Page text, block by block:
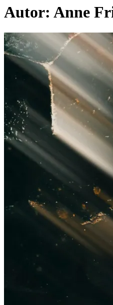
Autor: Anne